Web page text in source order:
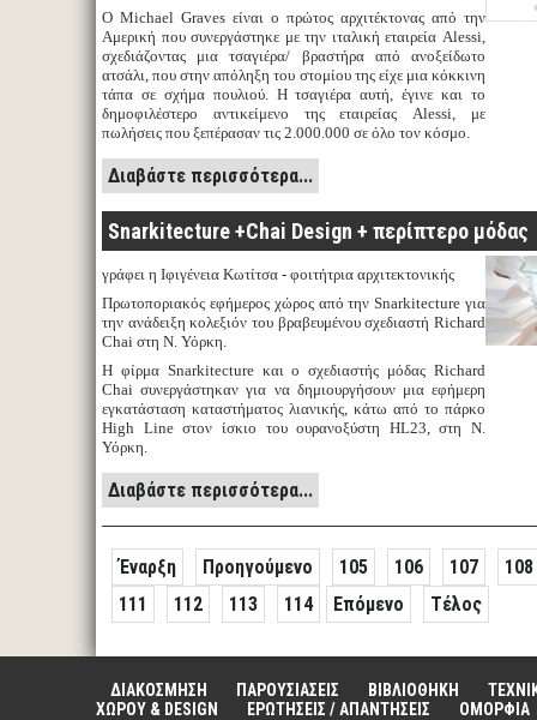
Ο Michael Graves είναι ο πρώτος αρχιτέκτονας από την
Αμερική που συνεργάστηκε με την ιταλική εταιρεία Alessi,
σχεδιάζοντας μια τσαγιέρα/ βραστήρα από ανοξείδωτο
ατσάλι, που στην απόληξη του στομίου της είχε μια κόκκινη
τάπα σε σχήμα πουλιού. Η τσαγιέρα αυτή, έγινε και το
δημοφιλέστερο αντικείμενο της εταιρείας Alessi, με
πωλήσεις που ξεπέρασαν τις 2.000.000 σε όλο τον κόσμο.
Διαβάστε περισσότερα...
Snarkitecture +Chai Design + περίπτερο μόδας
γράφει η Ιφιγένεια Κωτίτσα - φοιτήτρια αρχιτεκτονικής
Πρωτοποριακός εφήμερος χώρος από την Snarkitecture για
την ανάδειξη κολεξιόν του βραβευμένου σχεδιαστή Richard
Chai στη Ν. Υόρκη.
Η φίρμα Snarkitecture και ο σχεδιαστής μόδας Richard
Chai συνεργάστηκαν για να δημιουργήσουν μια εφήμερη
εγκατάσταση καταστήματος λιανικής, κάτω από το πάρκο
High Line στον ίσκιο του ουρανοξύστη HL23, στη Ν.
Υόρκη.
Διαβάστε περισσότερα...
Έναρξη Προηγούμενο 105 106 107
108
111
112 113 114 Επόμενο Τέλος
ΔΙΑΚΟΣΜΗΣΗ ΠΑΡΟΥΣΙΑΣΕΙΣ ΒΙΒΛΙΟΘΗΚΗ
ΧΩΡΟΥ & DESIGN
ΕΡΩΤΗΣΕΙΣ / ΑΠΑΝΤΗΣΕΙΣ ΟΜΟΡΦΙΑ